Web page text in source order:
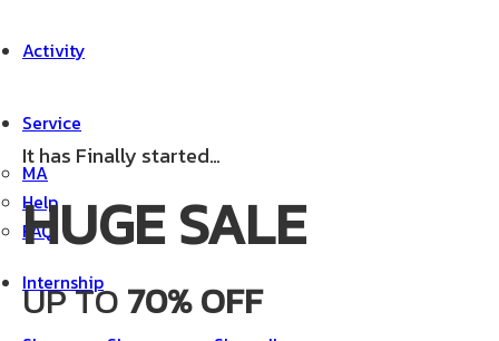
Activity
Service
MA
Help
FAQ
Internship
It has Finally started…
HUGE SALE
UP TO70% OFF